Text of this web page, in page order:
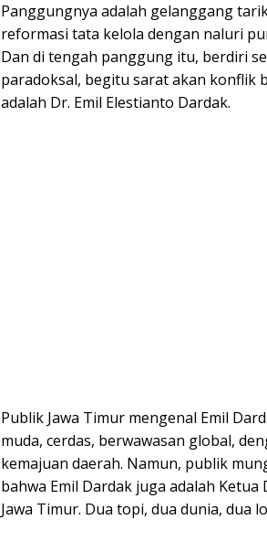
Panggungnya adalah gelanggang
reformasi tata kelola dengan naluri
Dan di tengah panggung itu, berdiri
paradoksal, begitu sarat akan konflik
adalah Dr. Emil Elestianto Dardak.
Publik Jawa Timur mengenal Emil
muda, cerdas, berwawasan global,
kemajuan daerah. Namun, publik
bahwa Emil Dardak juga adalah
Jawa Timur. Dua topi, dua dunia, dua